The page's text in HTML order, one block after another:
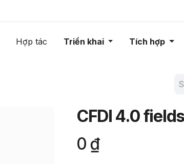
Hợp tác Triển khai Tích hợp
CFDI 4.0
0 ₫